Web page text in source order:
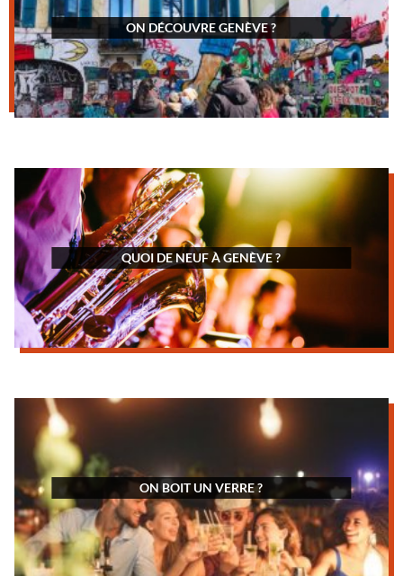
ON DÉCOUVRE GENÈVE ?
QUOI DE NEUF À GENÈVE ?
ON BOIT UN VERRE ?